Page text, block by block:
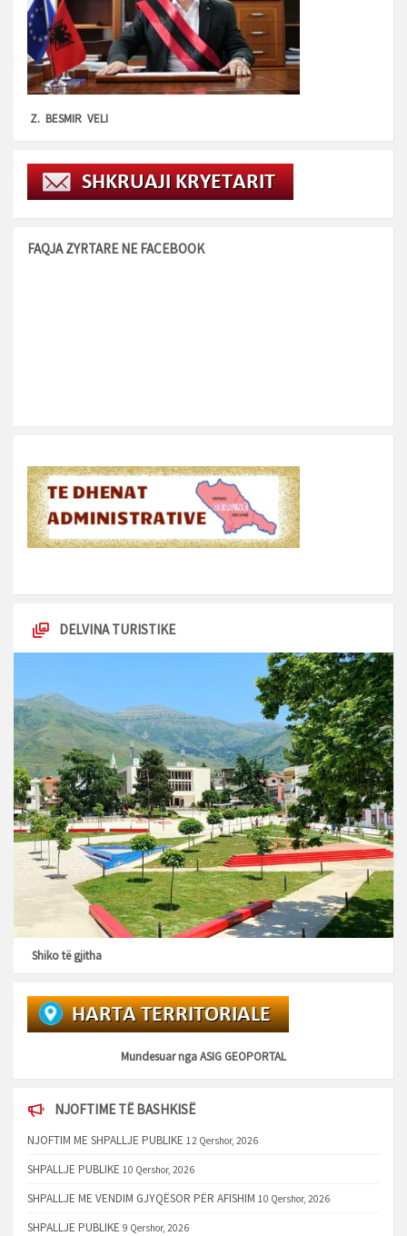
Z. BESMIR VELI
FAQJA ZYRTARE NE FACEBOOK
DELVINA TURISTIKE
Shiko të gjitha
Mundesuar ngaASIG GEOPORTAL
NJOFTIME TË BASHKISË
NJOFTIM ME SHPALLJE PUBLIKE 12 Qershor, 2026
SHPALLJE PUBLIKE 10 Qershor, 2026
SHPALLJE ME VENDIM GJYQËSOR PËR AFISHIM 10 Qershor, 2026
SHPALLJE PUBLIKE 9 Qershor, 2026